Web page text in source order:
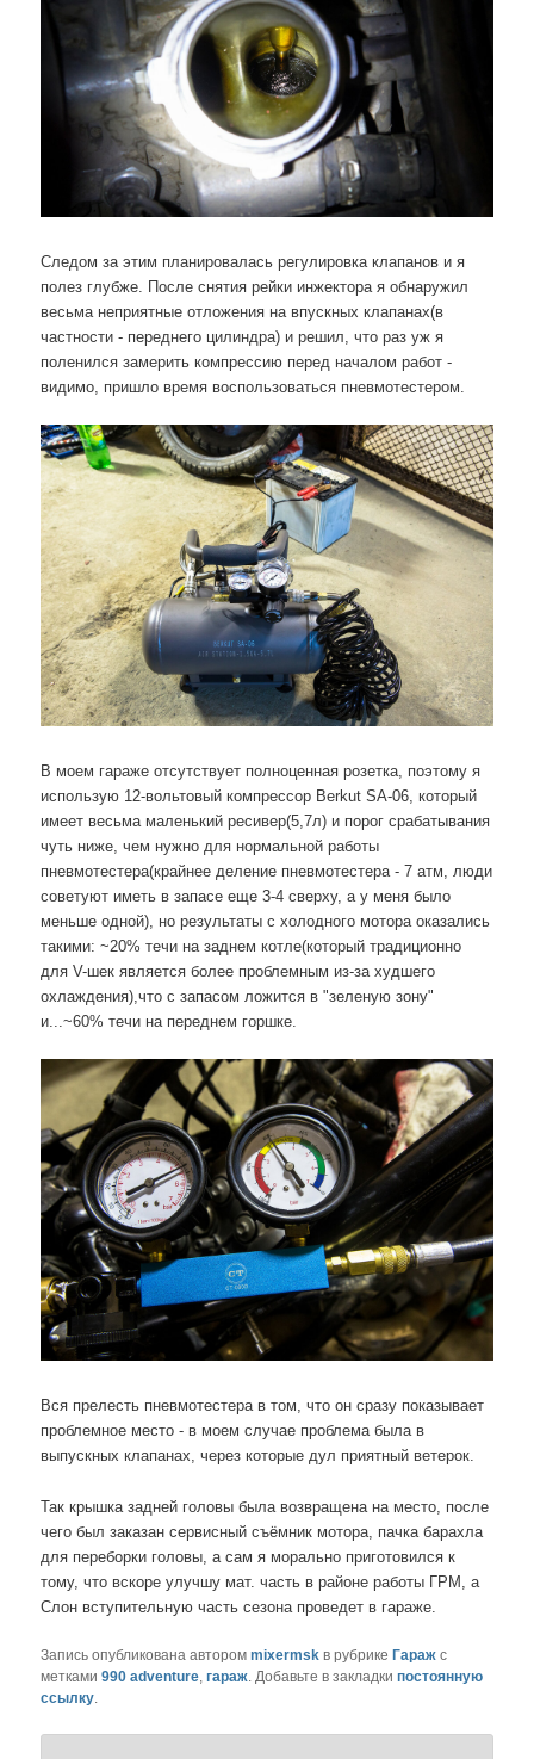
Следом за этим планировалась регулировка клапанов и я
полез глубже. После снятия рейки инжектора я обнаружил
весьма неприятные отложения на впускных клапанах(в
частности - переднего цилиндра) и решил, что раз уж я
поленился замерить компрессию перед началом работ -
видимо, пришло время воспользоваться пневмотестером.
В моем гараже отсутствует полноценная розетка, поэтому я
использую 12-вольтовый компрессор Berkut SA-06, который
имеет весьма маленький ресивер(5,7л) и порог срабатывания
чуть ниже, чем нужно для нормальной работы
пневмотестера(крайнее деление пневмотестера - 7 атм, люди
советуют иметь в запасе еще 3-4 сверху, а у меня было
меньше одной), но результаты с холодного мотора оказались
такими: ~20% течи на заднем котле(который традиционно
для V-шек является более проблемным из-за худшего
охлаждения),что с запасом ложится в "зеленую зону"
и...~60% течи на переднем горшке.
Вся прелесть пневмотестера в том, что он сразу показывает
проблемное место - в моем случае проблема была в
выпускных клапанах, через которые дул приятный ветерок.
Так крышка задней головы была возвращена на место, после
чего был заказан сервисный съёмник мотора, пачка барахла
для переборки головы, а сам я морально приготовился к
тому, что вскоре улучшу мат. часть в районе работы ГРМ, а
Слон вступительную часть сезона проведет в гараже.
Запись опубликована авторомmixermsk в рубрикеГараж с
метками990 adventure ,гараж . Добавьте в закладкипостоянную
ссылку